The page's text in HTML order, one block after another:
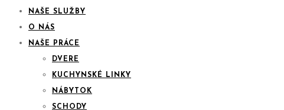
NAŠE SLUŽBY
O NÁS
NAŠE PRÁCE
DVERE
KUCHYNSKÉ LINKY
NÁBYTOK
SCHODY